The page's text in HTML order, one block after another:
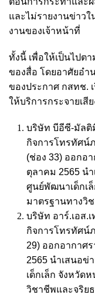
และไม่รายงานข่าว
งานของเจ้าหน้าที่
ทั้งนี้ เพื่อให้เป็นไปต
ของสื่อ โดยอาศัยอำ
ของประกาศ กสทช.
ให้บริการกระจายเสี
บริษัท บีอีซี-มัลติ
กิจการโทรทัศน์
(ช่อง 33) ออกอา
ตุลาคม 2565 น
ศูนย์พัฒนาเด็กเ
มาตรฐานทางวิ
บริษัท อาร์.เอส.
กิจการโทรทัศน์
29) ออกอากาศร
2565 นำเสนอ
เด็กเล็ก จังหวัด
วิชาชีพและจริย